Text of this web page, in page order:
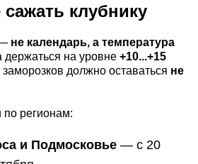
клубнику
не календарь, а температура
на уровне +10...+15
должно оставаться не
регионам:
и Подмосковье — с 20